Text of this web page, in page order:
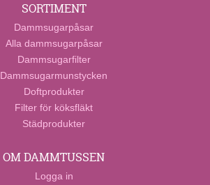
SORTIMENT
Dammsugarpåsar
Alla dammsugarpåsar
Dammsugarfilter
Dammsugarmunstycken
Doftprodukter
Filter för köksfläkt
Städprodukter
OM DAMMTUSSEN
Logga in